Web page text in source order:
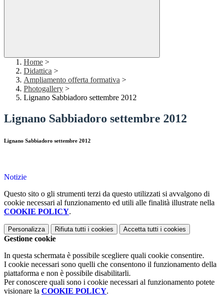
Home >
Didattica >
Ampliamento offerta formativa >
Photogallery >
Lignano Sabbiadoro settembre 2012
Lignano Sabbiadoro settembre 2012
Lignano Sabbiadoro settembre 2012
Notizie
Questo sito o gli strumenti terzi da questo utilizzati si avvalgono di
cookie necessari al funzionamento ed utili alle finalità illustrate nella
COOKIE POLICY.
Personalizza Rifiuta tutti i cookies Accetta tutti i cookies
Gestione cookie
In questa schermata è possibile scegliere quali cookie consentire.
I cookie necessari sono quelli che consentono il funzionamento della
piattaforma e non è possibile disabilitarli.
Per conoscere quali sono i cookie necessari al funzionamento potete
visionare la COOKIE POLICY.